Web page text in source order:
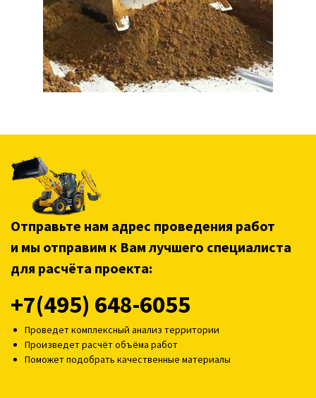
Отправьте нам адрес проведения работ
и мы отправим к Вам лучшего специалиста
для расчёта проекта:
+7(495) 648-6055
Проведет комплексный анализ территории
Произведет расчёт объёма работ
Поможет подобрать качественные материалы